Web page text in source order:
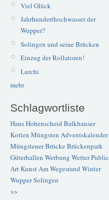
Viel Glück
Jahrhunderthochwasser der
Wupper?
Solingen und seine Brücken
Einzug der Rollatoren!
Lurchi
mehr
Schlagwortliste
Haus Hohenscheid Balkhauser
Kotten Müngsten Adventskalender
Müngstener BrückeBrückenpark
Güterhallen Werbung WetterPublic
ArtKunstAm Wegesrand Winter
WupperSolingen
>>